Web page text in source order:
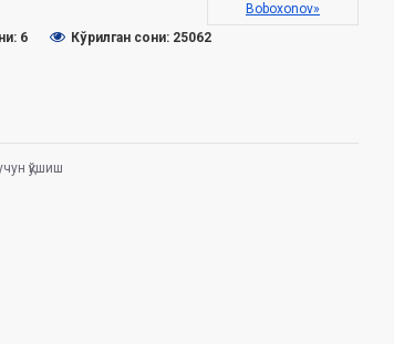
Boboxonov»
6
Кўрилган сони: 25062
қўшиш